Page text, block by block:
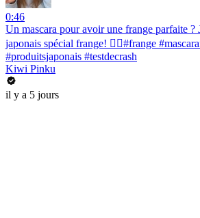
0:46
Un mascara pour avoir une frange parfaite ?
japonais spécial frange! 💇‍♀️#frange
#produitsjaponais #testdecrash
Kiwi Pinku
il y a 5 jours